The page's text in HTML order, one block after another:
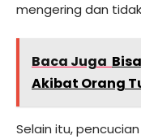
mengering dan
Baca Juga
Akibat Orang
Selain itu,